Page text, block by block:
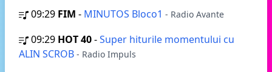
09:29 FIM - MINUTOS Bloco1 - Radio Avante
09:29 HOT 40-Super hiturile momentului cu
ALIN SCROB - Radio Impuls